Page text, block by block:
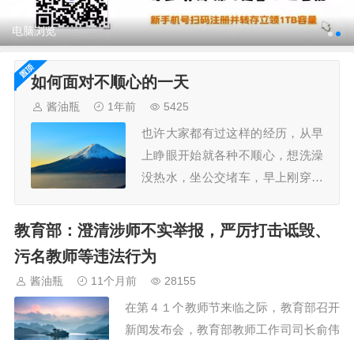
电脑浏览
手机浏览
电脑浏览
如何面对不顺心的一天
酱油瓶 1年前 5425
也许大家都有过这样的经历，从早
上睁眼开始就各种不顺心，想洗澡
没热水，坐公交堵车，早上刚穿的
导批评等等，如何面对这不顺的一
顺干什么都不顺啊，从早上出门就
各种不顺。一直想着自己怎么怎么
不顺了，那接下去你干什么还是不
顺的。我们要有一个好的心态，
教育部：澄清涉师不实举报，严厉打击诋毁、
污名教师等违法行为
酱油瓶 11个月前 28155
在第４１个教师节来临之际，教育部召开
新闻发布会，教育部教师工作司司长俞伟